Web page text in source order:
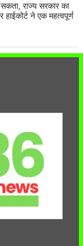
राज्य सरकार का
ने एक महत्वपूर्ण